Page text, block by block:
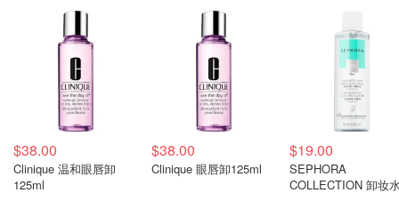
$38.00
Clinique 温和眼唇卸
125ml
$38.00
Clinique 眼唇卸125ml
$19.00
SEPHORA
COLLECTION 卸妆